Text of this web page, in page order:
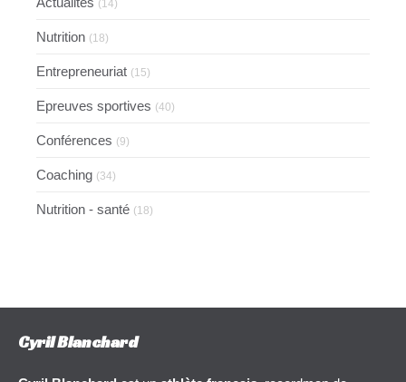
(14)
Nutrition (18)
Entrepreneuriat (15)
Epreuves sportives (40)
Conférences (9)
Coaching (34)
Nutrition - santé (18)
Cyril Blanchard